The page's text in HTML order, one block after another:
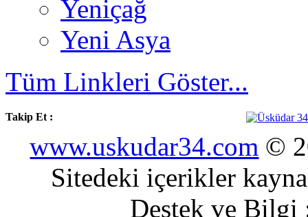
Yeniçağ
Yeni Asya
Tüm Linkleri Göster...
Takip Et :
www.uskudar34.com ©
Sitedeki içerikler
Destek ve